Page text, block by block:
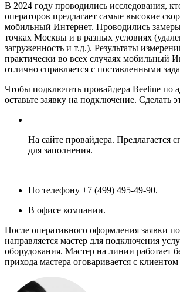
В 2024 году проводились исследования,
операторов предлагает самые высокие
мобильный Интернет. Проводились
точках Москвы и в разных условиях
загруженность и т.д.). Результаты
практически во всех случаях мобильный
отлично справляется с поставленными
Чтобы подключить провайдера Beeline по
оставьте заявку на подключение. Сделать
На сайте провайдера. Предлагается
для заполнения.
По телефону +7 (499) 495-49-90.
В офисе компании.
После оперативного оформления заявки
направляется мастер для подключения
оборудования. Мастер на линии работает
прихода мастера оговаривается с